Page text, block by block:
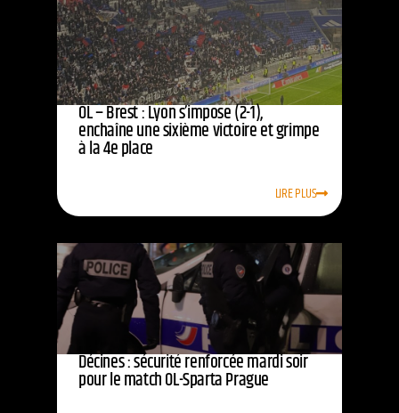
OL – Brest : Lyon s’impose (2-1),
enchaîne une sixième victoire et grimpe
à la 4e place
LIRE PLUS
Décines : sécurité renforcée mardi soir
pour le match OL-Sparta Prague